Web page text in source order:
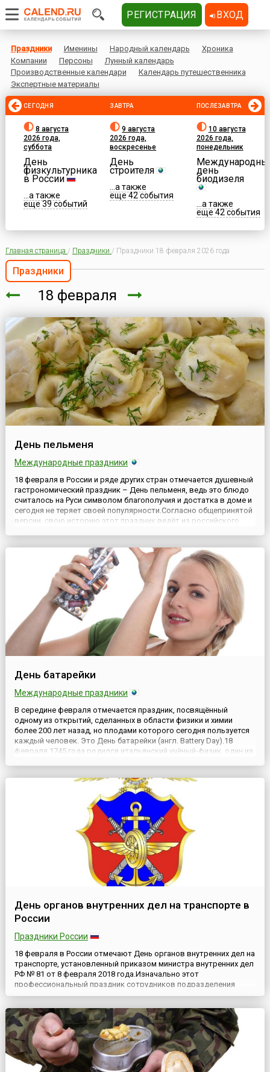
Праздники Именины Народный календарь
Хроника
Компании
Персоны
Лунный календарь
Производственные календари
Календарь путешественника
Экспертные материалы
СЕГОДНЯ
8 августа
2026 года,
суббота
День
физкультурника
в России
...а также
еще 39 событий
ЗАВТРА
9 августа
2026 года,
воскресенье
День
строителя
...а также
еще 42 события
ПОСЛЕЗАВТРА
10 августа
2026 года,
понедельник
день
биодизеля
...а также
еще 42 события
Главная страница / Праздники / Праздники 18 февраля 2026 года
Праздники
18 февраля
День пельменя
Международные праздники
18 февраля в России и ряде других стран отмечается душевный
гастрономический праздник – День пельменя, ведь это блюдо
считалось на Руси символом благополучия и достатка в доме и
сегодня не теряет своей популярности.Согласно общепринятой
версии, свою историю этот праздник ведёт из российского
День батарейки
Международные праздники
В середине февраля отмечается праздник, посвящённый
одному из открытий, сделанных в области физики и химии
более 200 лет назад, но плодами которого сегодня пользуется
каждый человек. Это День батарейки (англ. Battery Day).18
февраля 1745 года родился итальянский учёный-физик, один из
День органов внутренних дел на транспорте в
России
Праздники России
18 февраля в России отмечают День органов внутренних дел на
транспорте, установленный приказом министра внутренних дел
РФ № 81 от 8 февраля 2018 года.Изначально этот
профессиональный праздник сотрудников подразделения
Министерства внутренних дел РФ, отвечающих за обеспечение
водного транспорта Российской Федерации («Главное
управление на ...
РЕГИСТРАЦИЯ ВХОД